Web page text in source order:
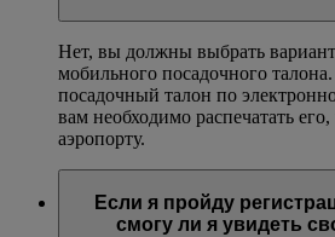
Нет, вы должны выбрать
мобильного посадочного
посадочный талон по
вам необходимо распечатать
аэропорту.
Если я пройду
смогу ли я увидеть